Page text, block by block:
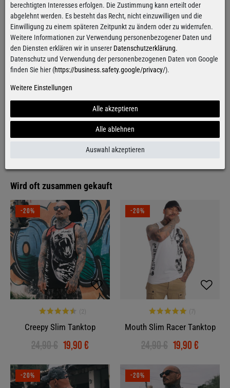
Artikelbeschreibung
Zusammensetzung & Pflege
Passform
Herstellerinformationen
Bewertungen
Wird oft zusammen gekauft
-20%
Creepy Slim Tanktop
24,90 € 19,90 €
-20%
Mouth Slim Racer Tanktop
24,90 € 19,90 €
-20% -20%
berechtigten Interesses erfolgen. Die Zustimmung kann erteilt oder
abgelehnt werden. Es besteht das Recht, nicht einzuwilligen und die
Einwilligung zu einem späteren Zeitpunkt zu ändern oder zu widerrufen.
Weitere Informationen zur Verwendung personenbezogener Daten und
den Diensten erklären wir in unserer Datenschutzerklärung.
Datenschutz und Verwendung der personenbezogenen Daten von Google
finden Sie hier (https://business.safety.google/privacy/).
Weitere Einstellungen
Alle akzeptieren
Alle ablehnen
Auswahl akzeptieren